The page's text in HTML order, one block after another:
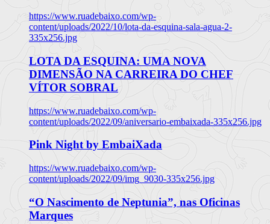
https://www.ruadebaixo.com/wp-
content/uploads/2022/10/lota-da-esquina-sala-agua-2-
335x256.jpg
LOTA DA ESQUINA: UMA NOVA
DIMENSÃO NA CARREIRA DO CHEF
VÍTOR SOBRAL
https://www.ruadebaixo.com/wp-
content/uploads/2022/09/aniversario-embaixada-335x256.jpg
Pink Night by EmbaiXada
https://www.ruadebaixo.com/wp-
content/uploads/2022/09/img_9030-335x256.jpg
“O Nascimento de Neptunia”, nas Oficinas
Marques